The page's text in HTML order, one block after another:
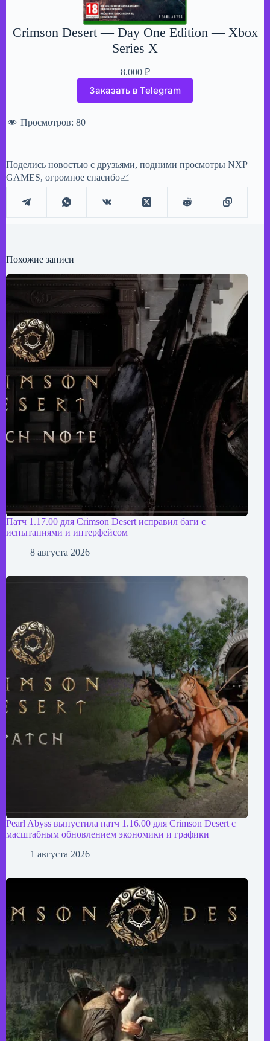
Crimson Desert — Day One Edition — Xbox
Series X
8.000 ₽
Заказать в Telegram
Просмотров: 80
Поделись новостью с друзьями, подними просмотры NXP
GAMES, огромное спасибо📈
Похожие записи
Патч 1.17.00 для Crimson Desert исправил баги с
испытаниями и интерфейсом
8 августа 2026
Pearl Abyss выпустила патч 1.16.00 для Crimson Desert с
масштабным обновлением экономики и графики
1 августа 2026